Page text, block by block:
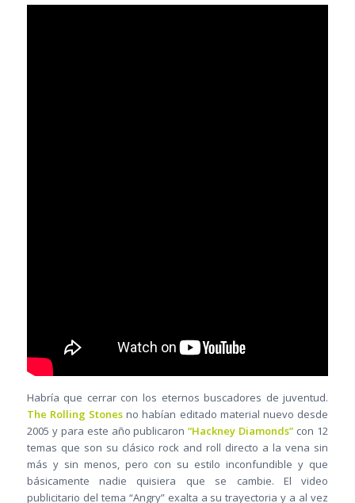
Habría que cerrar con los eternos buscadores de juventud.
The Rolling Stones no habían editado material nuevo desde
2005 y para este año publicaron“Hackney Diamonds” con 12
temas que son su clásico rock and roll directo a la vena sin
más y sin menos, pero con su estilo inconfundible y que
básicamente nadie quisiera que se cambie. El video
publicitario del tema “Angry” exalta a su trayectoria y a al vez